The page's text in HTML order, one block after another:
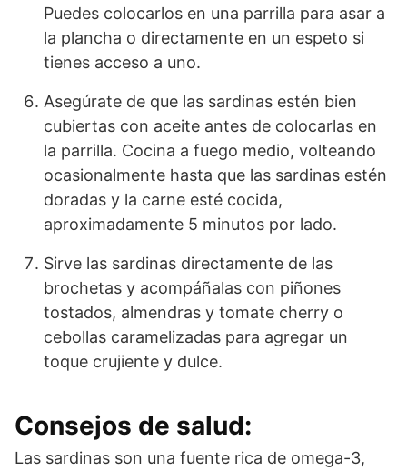
Puedes colocarlos en una parrilla para asar a
la plancha o directamente en un espeto si
tienes acceso a uno.
Asegúrate de que las sardinas estén bien
cubiertas con aceite antes de colocarlas en
la parrilla. Cocina a fuego medio, volteando
ocasionalmente hasta que las sardinas estén
doradas y la carne esté cocida,
aproximadamente 5 minutos por lado.
Sirve las sardinas directamente de las
brochetas y acompáñalas con piñones
tostados, almendras y tomate cherry o
cebollas caramelizadas para agregar un
toque crujiente y dulce.
Consejos de salud:
Las sardinas son una fuente rica de omega-3,